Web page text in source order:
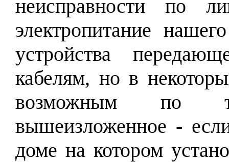
неисправности по
электропитание
устройства
кабелям, но в
возможным по
вышеизложенное -
доме на котором